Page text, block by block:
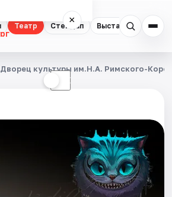
Театр Стендап Выставки
×
☾
Дворец культуры им.Н.А. Римского-